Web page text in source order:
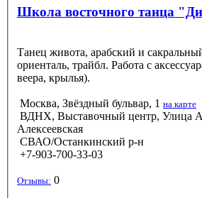
Школа восточного танца
Танец живота, арабский и
ориенталь, трайбл. Работа с
веера, крылья).
Москва, Звёздный бульвар, 1 на карте
ВДНХ, Выставочный центр, Улица
Алексеевская
СВАО/Останкинский р-н
+7-903-700-33-03
Отзывы: 0